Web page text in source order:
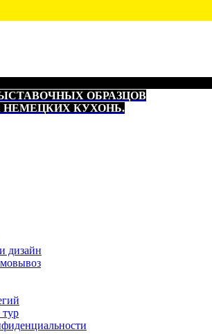
ОБРАЗЦОВ
КУХОНЬ.
дизайн